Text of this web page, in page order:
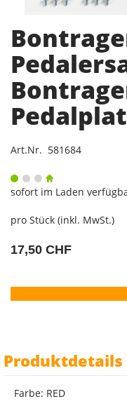
Art.Nr. 581684
sofort im Laden
pro Stück (inkl. MwSt.)
17,50 CHF
Produktdetails
Farbe: RED